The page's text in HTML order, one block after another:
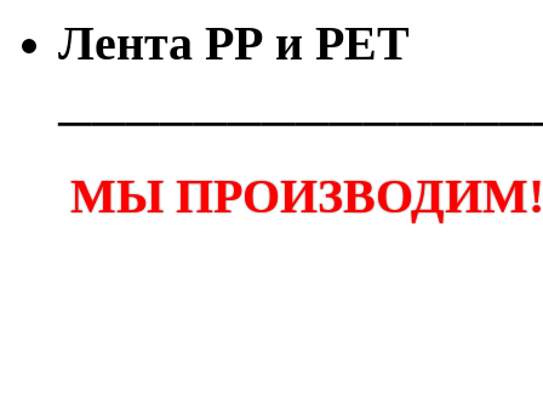
Лента РР и РЕТ
МЫ